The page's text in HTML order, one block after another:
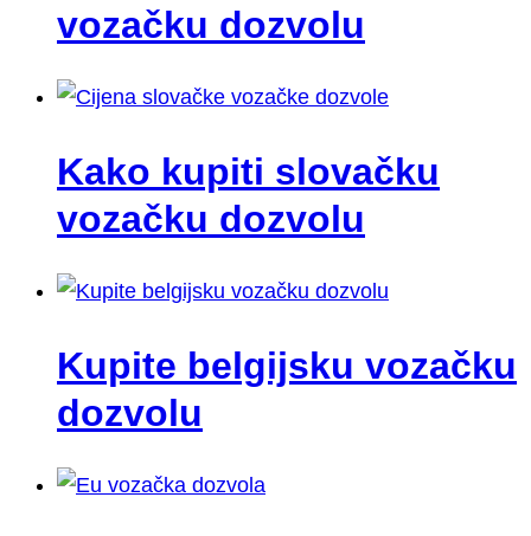
vozačku dozvolu
Kako kupiti slovačku
vozačku dozvolu
Kupite belgijsku vozačku
dozvolu